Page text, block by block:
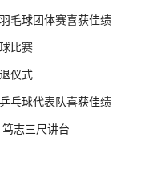
毛球团体赛喜获佳绩
比赛
仪式
乓球代表队喜获佳绩
志三尺讲台